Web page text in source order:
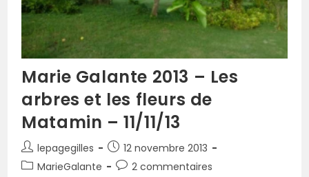
Marie Galante 2013 – Les
arbres et les fleurs de
Matamin – 11/11/13
lepagegilles
12 novembre 2013
MarieGalante
2 commentaires